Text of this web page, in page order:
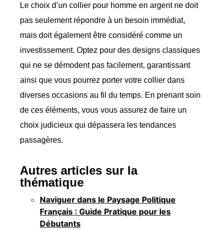
Le choix d’un collier pour homme en argent ne doit
pas seulement répondre à un besoin immédiat,
mais doit également être considéré comme un
investissement. Optez pour des designs classiques
qui ne se démodent pas facilement, garantissant
ainsi que vous pourrez porter votre collier dans
diverses occasions au fil du temps. En prenant soin
de ces éléments, vous vous assurez de faire un
choix judicieux qui dépassera les tendances
passagères.
Autres articles sur la
thématique
Naviguer dans le Paysage Politique
Français : Guide Pratique pour les
Débutants